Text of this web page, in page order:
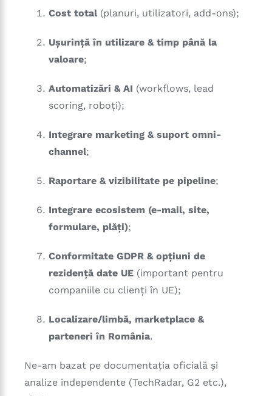
Cost total (planuri, utilizatori, add-ons);
Ușurință în utilizare & timp până la
valoare;
Automatizări & AI (workflows, lead
scoring, roboți);
Integrare marketing & suport omni-
channel;
Raportare & vizibilitate pe pipeline;
Integrare ecosistem (e-mail, site,
formulare, plăți);
Conformitate GDPR & opțiuni de
rezidență date UE (important pentru
companiile cu clienți în UE);
Localizare/limbă, marketplace &
parteneri în România.
Ne-am bazat pe documentația oficială și
analize independente (TechRadar, G2 etc.),